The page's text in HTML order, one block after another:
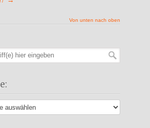
Von unten nach oben